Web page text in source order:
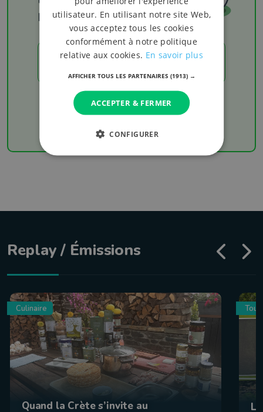
Les résultats
LES RÉSULTATS
Chaque week-end retrouvez les derniers
résultats de votre équipe favorite
Replay / Émissions
Culinaire
Quand la Crète s’invite au
utilisateur. En utilisant notre site Web,
vous acceptez tous les cookies
conformément à notre politique
relative aux cookies. En savoir plus
AFFICHER TOUS LES PARTENAIRES (1913) →
ACCEPTER & FERMER
CONFIGURER